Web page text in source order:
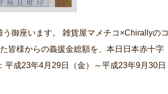
御座います。 雑貨屋マメチコ×Chirallyのコ
皆様からの義援金総額を、本日日本赤十字
成23年4月29日（金）～平成23年9月30日